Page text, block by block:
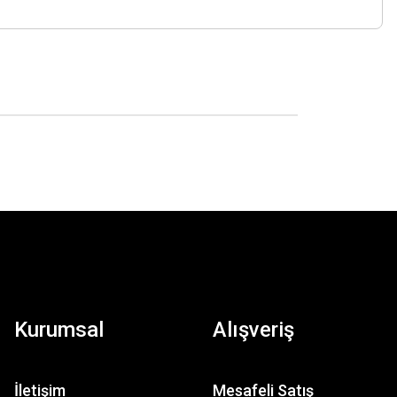
Kurumsal
İletişim
Alışveriş
Mesafeli Satış